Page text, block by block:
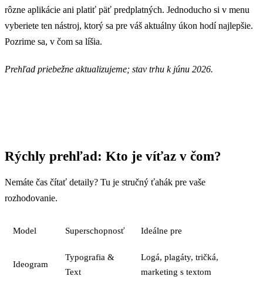
rôzne aplikácie ani platiť päť predplatných. Jednoducho si v menu
vyberiete ten nástroj, ktorý sa pre váš aktuálny úkon hodí najlepšie.
Pozrime sa, v čom sa líšia.
Prehľad priebežne aktualizujeme; stav trhu k júnu 2026.
Rýchly prehľad: Kto je víťaz v čom?
Nemáte čas čítať detaily? Tu je stručný ťahák pre vaše
rozhodovanie.
Model Superschopnosť Ideálne pre
Ideogram
Typografia &
Text
Logá, plagáty, tričká,
marketing s textom